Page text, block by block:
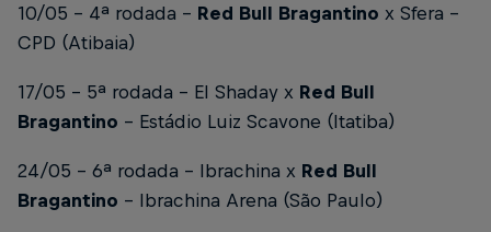
10/05 - 4ª rodada - Red Bull Bragantino x Sfera -
CPD (Atibaia)
17/05 - 5ª rodada - El Shaday x Red Bull
Bragantino - Estádio Luiz Scavone (Itatiba)
24/05 - 6ª rodada - Ibrachina x Red Bull
Bragantino - Ibrachina Arena (São Paulo)